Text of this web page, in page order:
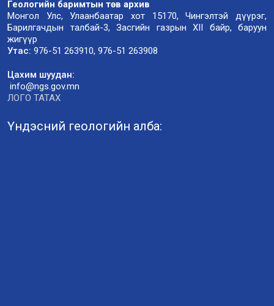
Геологийн баримтын төв архив
Монгол Улс, Улаанбаатар хот 15170, Чингэлтэй дүүрэг,
Барилгачдын талбай-3, Засгийн газрын XII байр, баруун
жигүүр
Утас: 976-51 263910, 976-51 263908
Цахим шуудан:
info@ngs.gov.mn
ЛОГО ТАТАХ
Үндэсний геологийн алба: